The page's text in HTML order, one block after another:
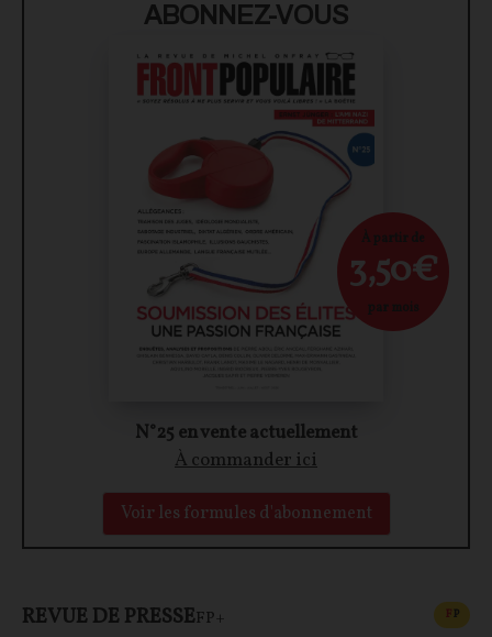
ABONNEZ-VOUS
N°25 en vente actuellement
À commander ici
Voir les formules d'abonnement
À partir de
3,50€
par mois
REVUE DE PRESSEFP+ FP